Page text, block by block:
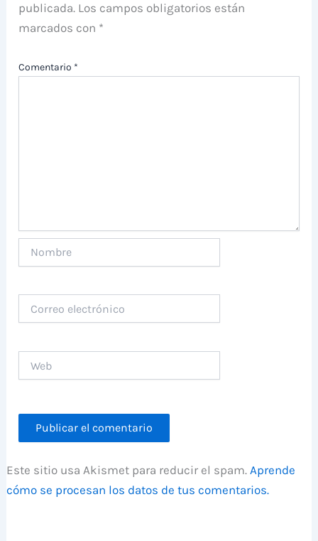
publicada. Los campos obligatorios están
marcados con *
Comentario *
electrónico
Este sitio usa Akismet para reducir el spam.Aprende
cómo se procesan los datos de tus comentarios.